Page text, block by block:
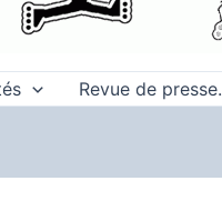
Revue de presse.